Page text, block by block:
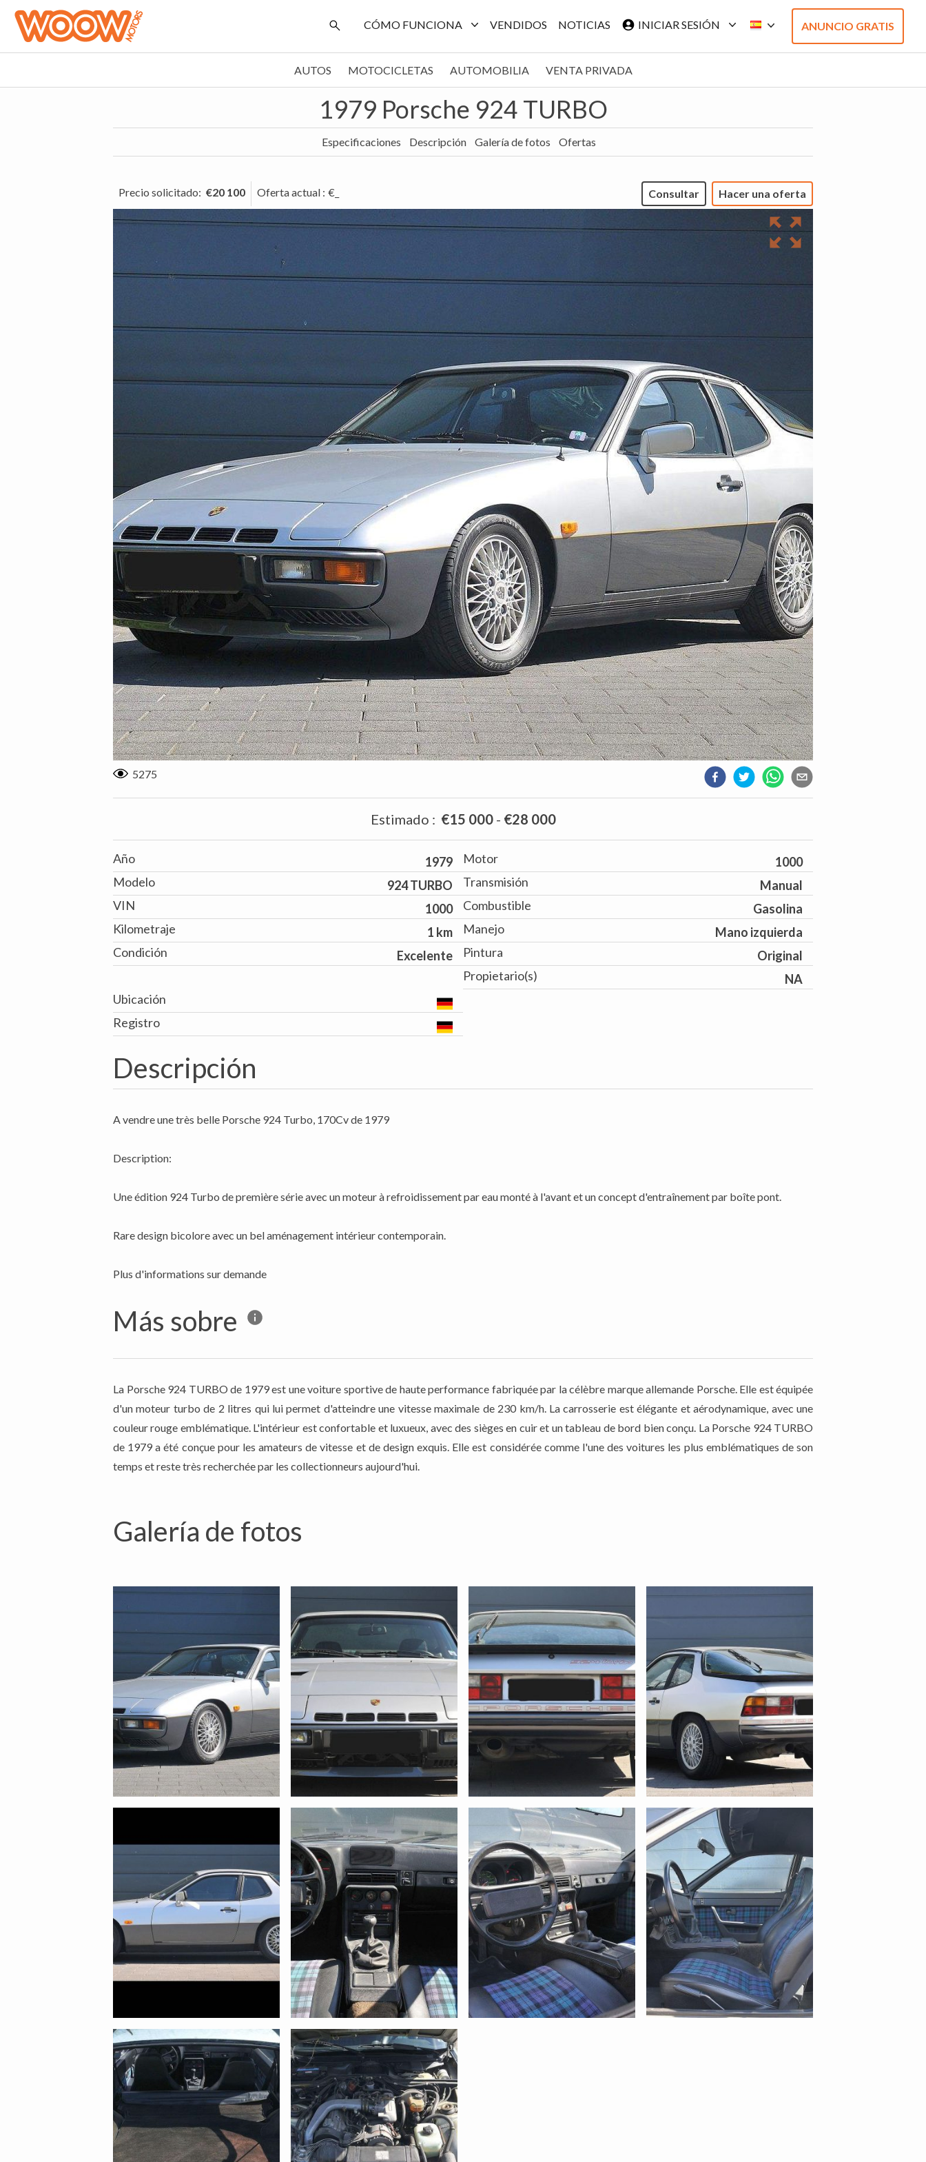
CÓMO FUNCIONA VENDIDOS NOTICIAS INICIAR SESIÓN ANUNCIO GRATIS
AUTOS MOTOCICLETAS AUTOMOBILIA VENTA PRIVADA
1979 Porsche 924 TURBO
Especificaciones Descripción Galería de fotos Ofertas
Precio solicitado: €20 100 Oferta actual : €_ Consultar Hacer una oferta
5275
Estimado : €15 000- €28 000
Año
1979
Modelo
924 TURBO
VIN
1000
Kilometraje
1 km
Condición
Excelente
Ubicación
Registro
Motor
1000
Transmisión
Manual
Combustible
Gasolina
Manejo
Mano izquierda
Pintura
Original
Propietario(s)
NA
Descripción
A vendre une très belle Porsche 924 Turbo, 170Cv de 1979
Description:
Une édition 924 Turbo de première série avec un moteur à refroidissement par eau monté à l'avant et un concept d'entraînement par boîte pont.
Rare design bicolore avec un bel aménagement intérieur contemporain.
Plus d'informations sur demande
Más sobre
La Porsche 924 TURBO de 1979 est une voiture sportive de haute performance fabriquée par la célèbre marque allemande Porsche. Elle est équipée
d'un moteur turbo de 2 litres qui lui permet d'atteindre une vitesse maximale de 230 km/h. La carrosserie est élégante et aérodynamique, avec une
couleur rouge emblématique. L'intérieur est confortable et luxueux, avec des sièges en cuir et un tableau de bord bien conçu. La Porsche 924 TURBO
de 1979 a été conçue pour les amateurs de vitesse et de design exquis. Elle est considérée comme l'une des voitures les plus emblématiques de son
temps et reste très recherchée par les collectionneurs aujourd'hui.
Galería de fotos